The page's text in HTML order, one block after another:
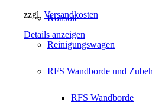
Konsole
Reinigungswagen
RFS Wandborde und
RFS Wandborde
zzgl. Versandkosten
Details anzeigen